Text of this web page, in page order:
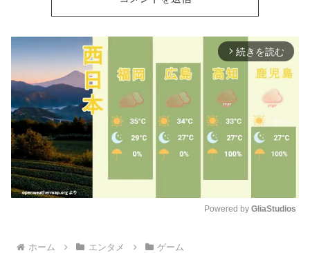
arrow_forward_ios 続きを読む
Powered by GliaStudios
ホーム エンタメ ゲーム